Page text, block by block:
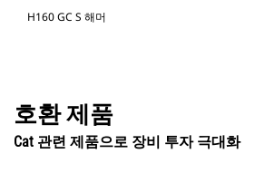
H160 GC S 해머
호환 제품
Cat 관련 제품으로 장비 투자 극대화